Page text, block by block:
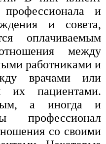
и
и совета,
оплачиваемым
между
работниками и
врачами или
их пациентами.
а иногда и
профессионал
со своими